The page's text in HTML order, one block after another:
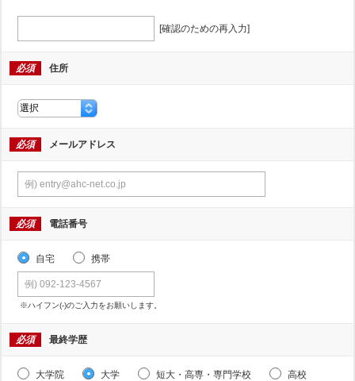
[確認のための再入力]
必須 住所
必須 メールアドレス
必須 電話番号
自宅 携帯
※ハイフン(-)のご入力をお願いします。
必須 最終学歴
大学院 大学 短大・高専・専門学校
高校